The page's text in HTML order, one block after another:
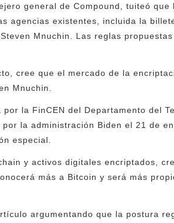
general de Compound, tuiteó
agencias existentes, incluida la
Mnuchin. Las reglas
cree que el mercado de la
Mnuchin.
la FinCEN del Departamento del
la administración Biden el 21 de
especial.
y activos digitales encriptados,
más a Bitcoin y será más
argumentando que la postura